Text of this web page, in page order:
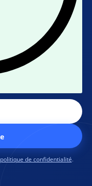
politique de confidentialité.